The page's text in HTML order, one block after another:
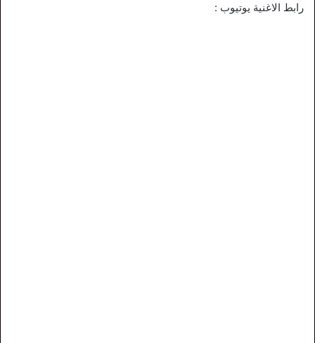
رابط الاغنية يوتيوب :